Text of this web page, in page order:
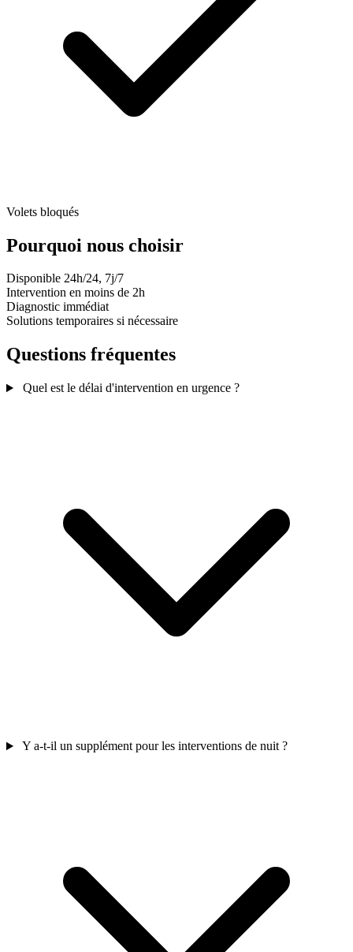
Volets bloqués
Pourquoi nous choisir
Disponible 24h/24, 7j/7
Intervention en moins de 2h
Diagnostic immédiat
Solutions temporaires si nécessaire
Questions fréquentes
Quel est le délai d'intervention en urgence ?
Y a-t-il un supplément pour les interventions de nuit ?